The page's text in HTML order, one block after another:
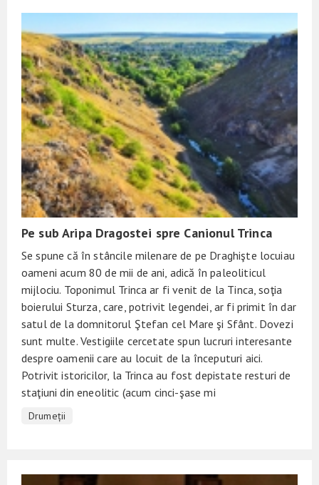
Pe sub Aripa Dragostei spre Canionul Trinca
Se spune că în stâncile milenare de pe Draghişte locuiau
oameni acum 80 de mii de ani, adică în paleoliticul
mijlociu. Toponimul Trinca ar fi venit de la Tinca, soţia
boierului Sturza, care, potrivit legendei, ar fi primit în dar
satul de la domnitorul Ştefan cel Mare şi Sfânt. Dovezi
sunt multe. Vestigiile cercetate spun lucruri interesante
despre oamenii care au locuit de la începuturi aici.
Potrivit istoricilor, la Trinca au fost depistate resturi de
staţiuni din eneolitic (acum cinci-şase mi
Drumeții